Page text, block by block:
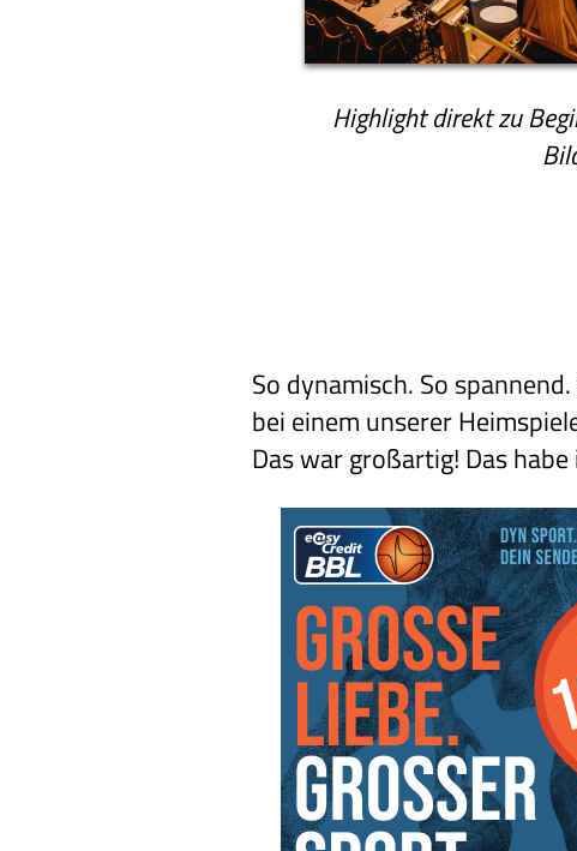
Highlight direkt zu
So dynamisch. So
bei einem unserer
Das war großartig! Das